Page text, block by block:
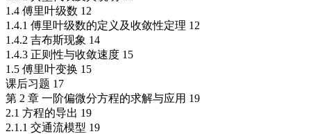
1.4 傅里叶级数 12
1.4.1 傅里叶级数的定义及收敛性定理 12
1.4.2 吉布斯现象 14
1.4.3 正则性与收敛速度 15
1.5 傅里叶变换 15
课后习题 17
第 2 章 一阶偏微分方程的求解与应用 19
2.1 方程的导出 19
2.1.1 交通流模型 19